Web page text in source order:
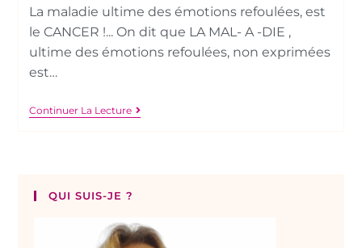
La maladie ultime des émotions refoulées, est
le CANCER !... On dit que LA MAL- A -DIE ,
ultime des émotions refoulées, non exprimées
est…
Continuer La Lecture
QUI SUIS-JE ?